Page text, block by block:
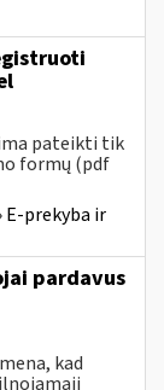
pateikti tik
formų (pdf
E-prekyba ir
pardavus
kad